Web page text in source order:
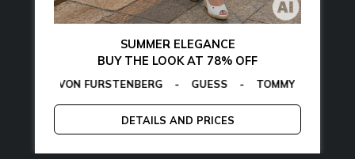
- MANGANO
SUMMER ELEGANCE
BUY THE LOOK AT 78% OFF
VON FURSTENBERG - GUESS - TOMMY HILFIGER
DETAILS AND PRICES
CALVIN